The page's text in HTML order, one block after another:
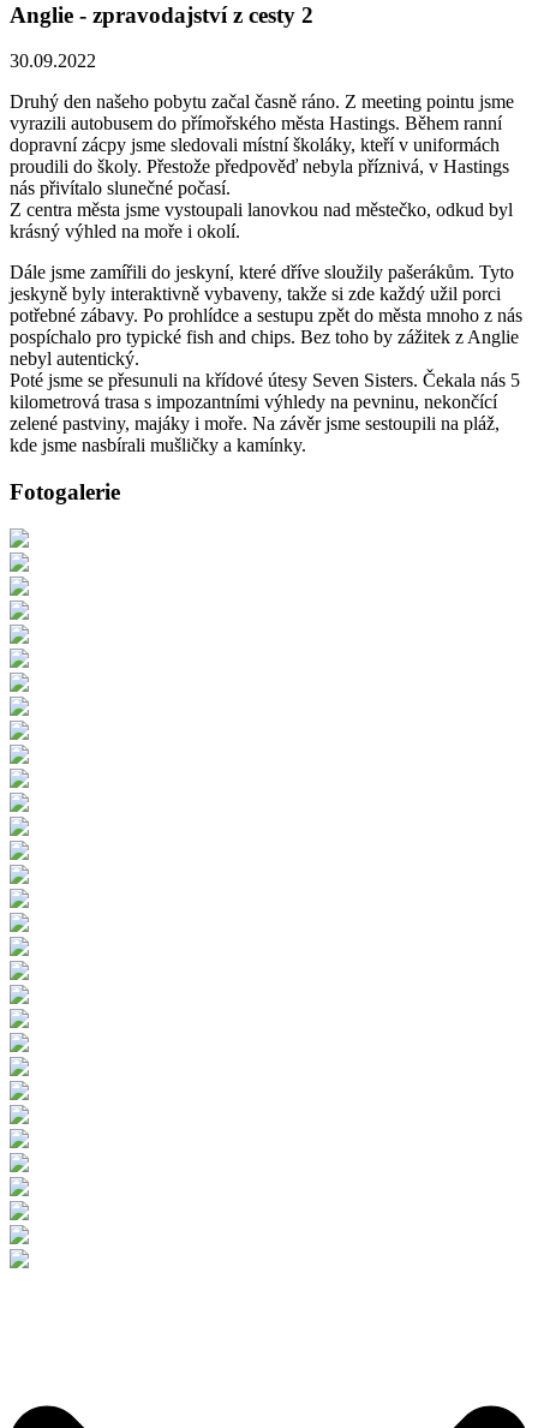
Anglie - zpravodajství z cesty 2
30.09.2022
Druhý den našeho pobytu začal časně ráno. Z meeting pointu jsme
vyrazili autobusem do přímořského města Hastings. Během ranní
dopravní zácpy jsme sledovali místní školáky, kteří v uniformách
proudili do školy. Přestože předpověď nebyla příznivá, v Hastings
nás přivítalo slunečné počasí.
Z centra města jsme vystoupali lanovkou nad městečko, odkud byl
krásný výhled na moře i okolí.
Dále jsme zamířili do jeskyní, které dříve sloužily pašerákům. Tyto
jeskyně byly interaktivně vybaveny, takže si zde každý užil porci
potřebné zábavy. Po prohlídce a sestupu zpět do města mnoho z nás
pospíchalo pro typické fish and chips. Bez toho by zážitek z Anglie
nebyl autentický.
Poté jsme se přesunuli na křídové útesy Seven Sisters. Čekala nás 5
kilometrová trasa s impozantními výhledy na pevninu, nekončící
zelené pastviny, majáky i moře. Na závěr jsme sestoupili na pláž,
kde jsme nasbírali mušličky a kamínky.
Fotogalerie